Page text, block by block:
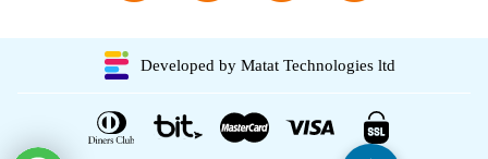
Developed by Matat Technologies ltd